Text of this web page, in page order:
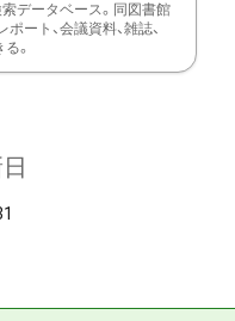
データベース。同図書館
ート、会議資料、雑誌、
。